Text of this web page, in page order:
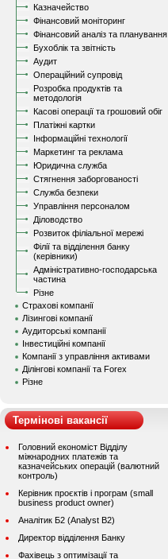
Казначейство
Фінансовий моніторинг
Фінансовий аналіз та планування
Бухоблік та звітність
Аудит
Операційний супровід
Розробка продуктів та
методологія
Касові операції та грошовий обіг
Платіжні картки
Інформаційні технології
Маркетинг та реклама
Юридична служба
Стягнення заборгованості
Служба безпеки
Управління персоналом
Діловодство
Розвиток філіальної мережі
Філії та відділення банку
(керівники)
Адміністративно-господарська
частина
Різне
Страхові компанії
Лізингові компанії
Аудиторські компанії
Інвестиційні компанії
Компанії з управління активами
Ділінгові компанії та Forex
Різне
Термінові вакансії
Головний економіст Відділу
міжнародних платежів та
казначейських операцій (валютний
контроль)
Керівник проєктів і програм (small
business product owner)
Аналітик Б2 (Analyst B2)
Директор відділення Банку
Фахівець з оптимізації та